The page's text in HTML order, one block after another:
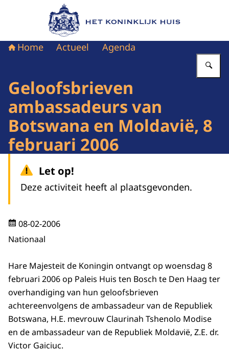
Naar de homepage van Het Koninklijk Huis
Home Actueel Agenda
Geloofsbrieven
ambassadeurs van
Botswana en Moldavië, 8
februari 2006
Let op!
Deze activiteit heeft al plaatsgevonden.
08-02-2006
Nationaal
Hare Majesteit de Koningin ontvangt op woensdag 8
februari 2006 op Paleis Huis ten Bosch te Den Haag ter
overhandiging van hun geloofsbrieven
achtereenvolgens de ambassadeur van de Republiek
Botswana, H.E. mevrouw Claurinah Tshenolo Modise
en de ambassadeur van de Republiek Moldavië, Z.E. dr.
Victor Gaiciuc.